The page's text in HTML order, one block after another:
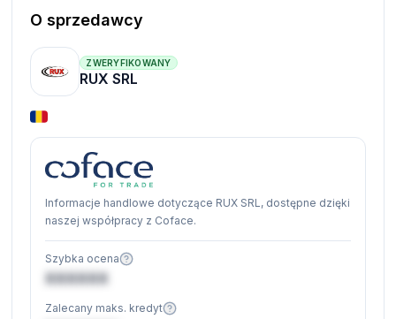
O sprzedawcy
ZWERYFIKOWANY
RUX SRL
Informacje handlowe dotyczące RUX SRL, dostępne dzięki
naszej współpracy z Coface.
Szybka ocena
XXXXXX
Zalecany maks. kredyt